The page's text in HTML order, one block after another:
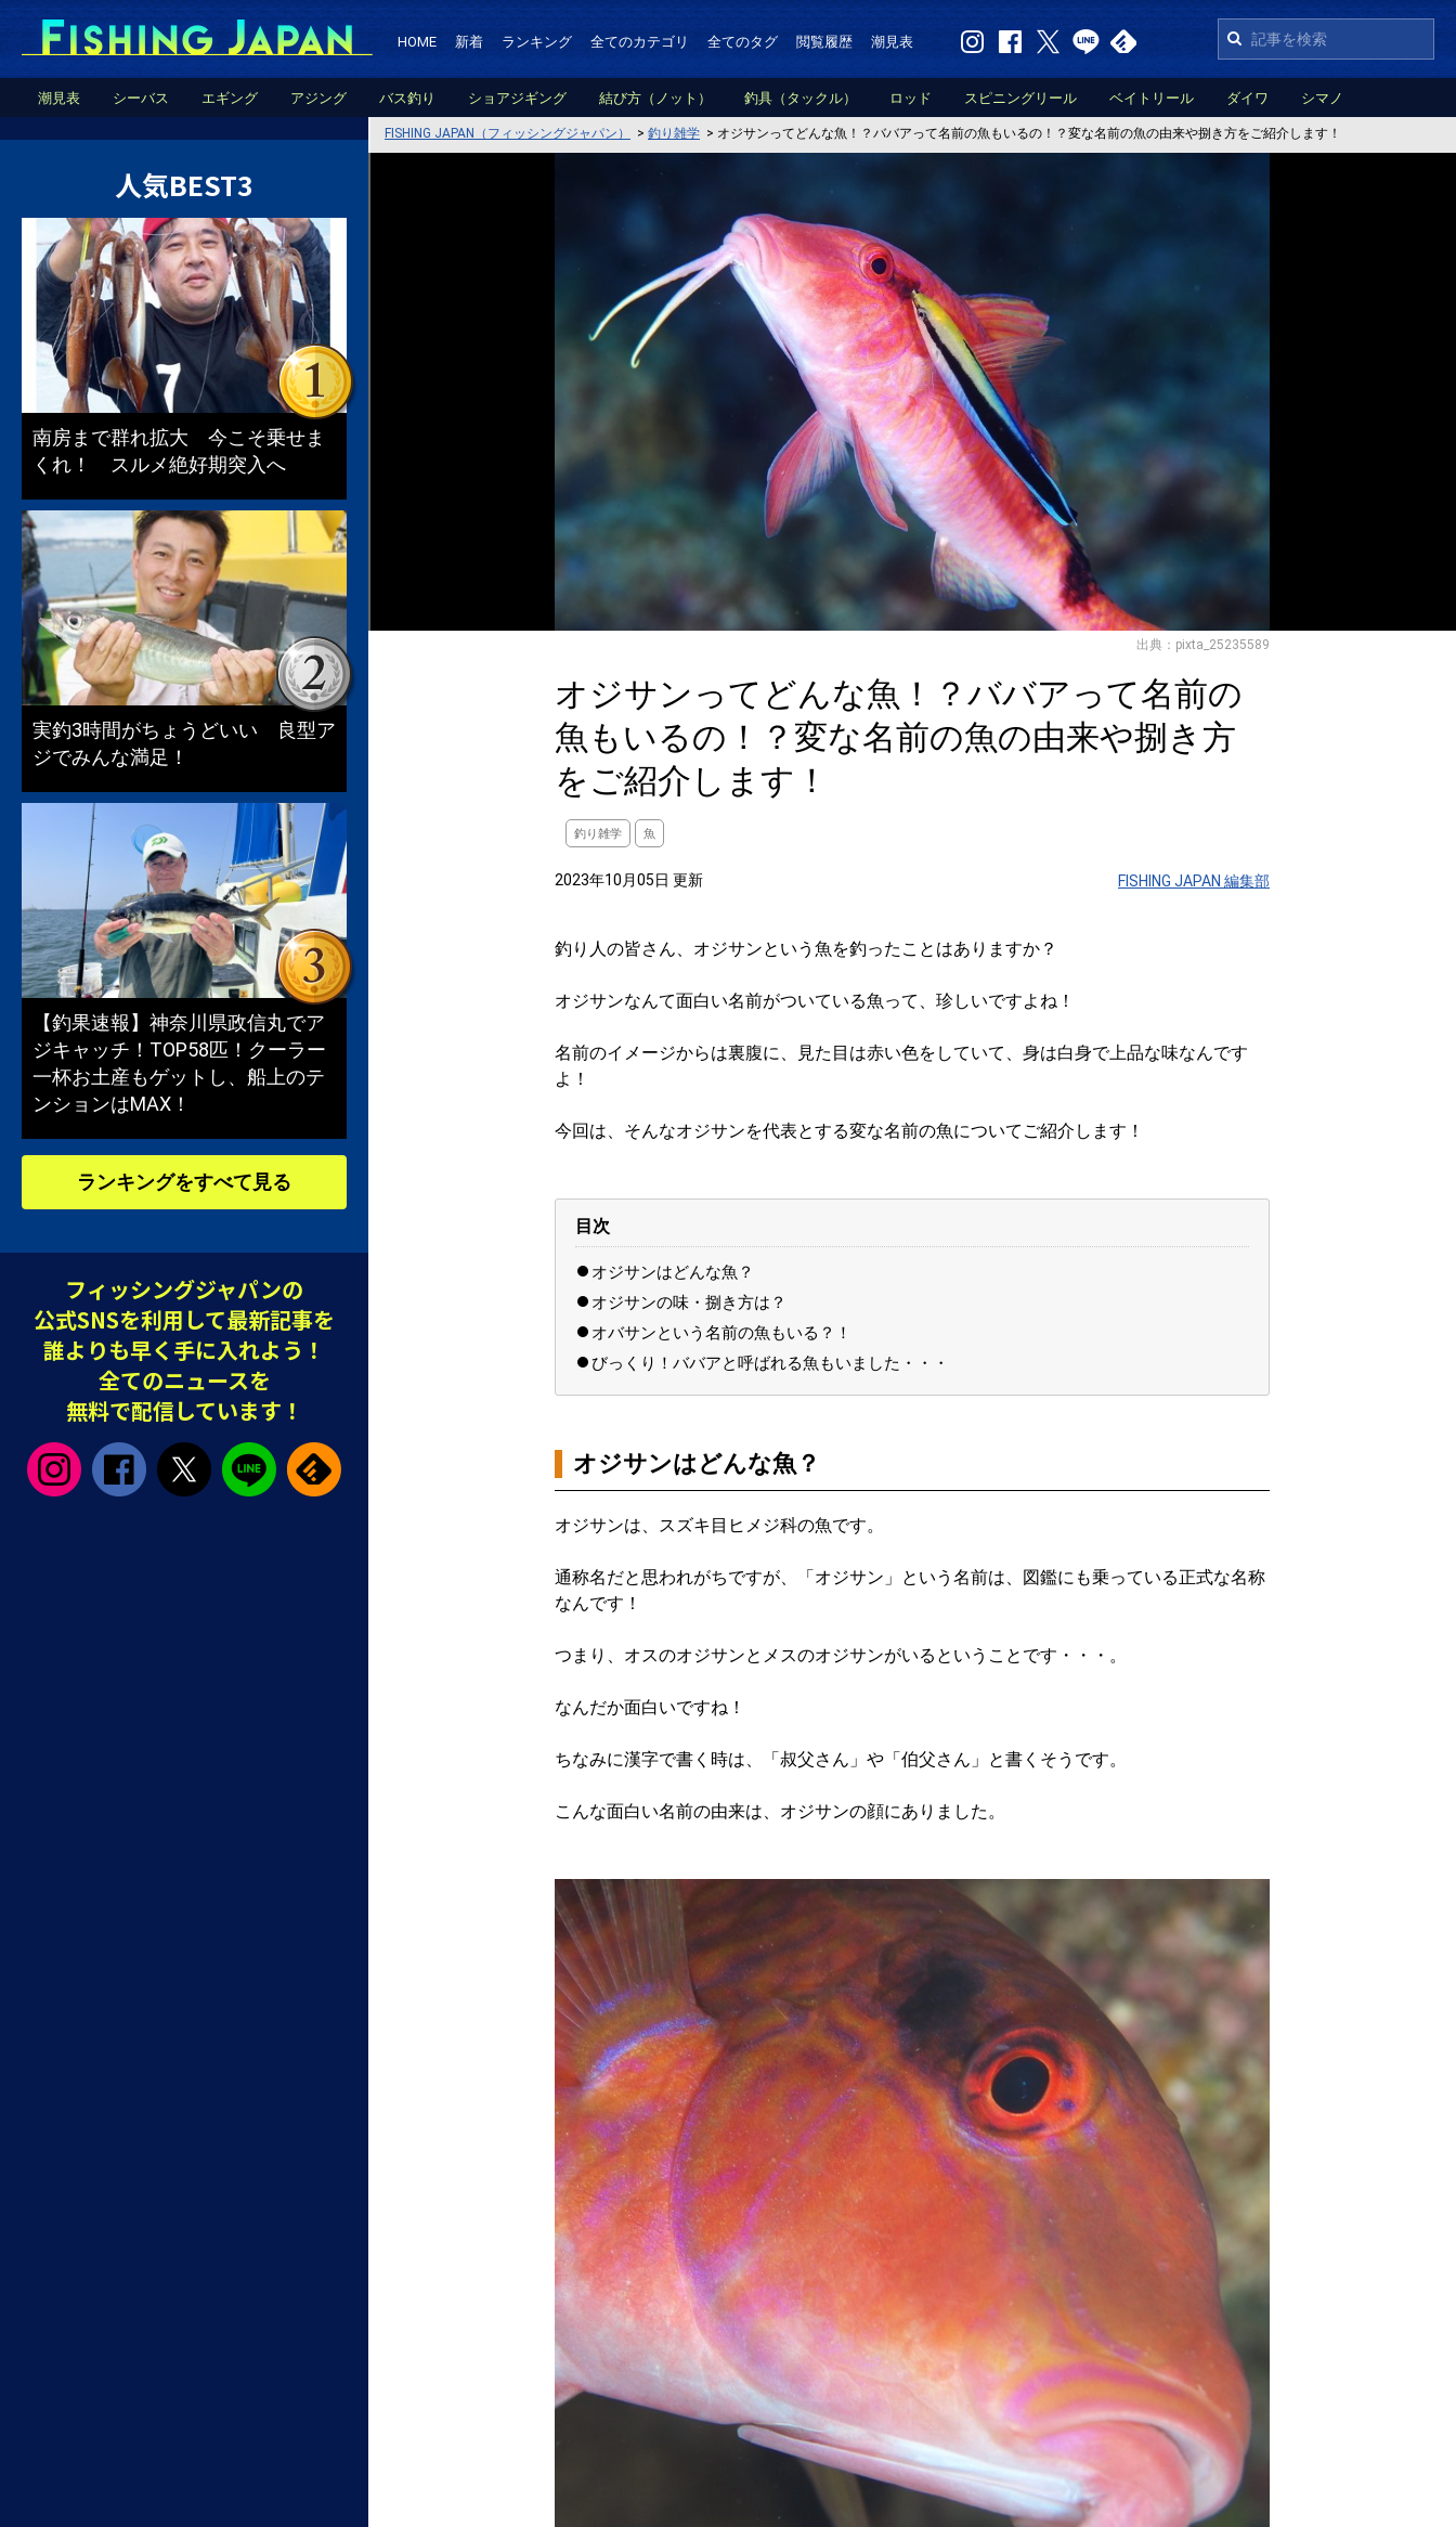
HOME 新着 ランキング 全てのカテゴリ 全てのタグ 閲覧履歴 潮見表
潮見表 シーバス エギング アジング バス釣り ショアジギング 結び方（ノット） 釣具（タックル） ロッド スピニングリール ベイトリール ダイワ シマノ
FISHING JAPAN（フィッシングジャパン） > 釣り雑学 > オジサンってどんな魚！？ババアって名前の魚もいるの！？変な名前の魚の由来や捌き方をご紹介します！
出典：pixta_25235589
オジサンってどんな魚！？ババアって名前の
魚もいるの！？変な名前の魚の由来や捌き方
をご紹介します！
釣り雑学 魚
2023年10月05日 更新 FISHING JAPAN 編集部
釣り人の皆さん、オジサンという魚を釣ったことはありますか？
オジサンなんて面白い名前がついている魚って、珍しいですよね！
名前のイメージからは裏腹に、見た目は赤い色をしていて、身は白身で上品な味なんです
よ！
今回は、そんなオジサンを代表とする変な名前の魚についてご紹介します！
目次
オジサンはどんな魚？
オジサンの味・捌き方は？
オバサンという名前の魚もいる？！
びっくり！ババアと呼ばれる魚もいました・・・
オジサンはどんな魚？
オジサンは、スズキ目ヒメジ科の魚です。
通称名だと思われがちですが、「オジサン」という名前は、図鑑にも乗っている正式な名称
なんです！
つまり、オスのオジサンとメスのオジサンがいるということです・・・。
なんだか面白いですね！
ちなみに漢字で書く時は、「叔父さん」や「伯父さん」と書くそうです。
こんな面白い名前の由来は、オジサンの顔にありました。
人気BEST3
南房まで群れ拡大 今こそ乗せま
くれ！ スルメ絶好期突入へ
実釣3時間がちょうどいい 良型ア
ジでみんな満足！
【釣果速報】神奈川県政信丸でア
ジキャッチ！TOP58匹！クーラー
一杯お土産もゲットし、船上のテ
ンションはMAX！
ランキングをすべて見る
フィッシングジャパンの
公式SNSを利用して最新記事を
誰よりも早く手に入れよう！
全てのニュースを
無料で配信しています！